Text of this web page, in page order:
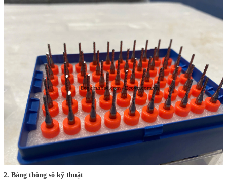
2. Bảng thông số kỹ thuật